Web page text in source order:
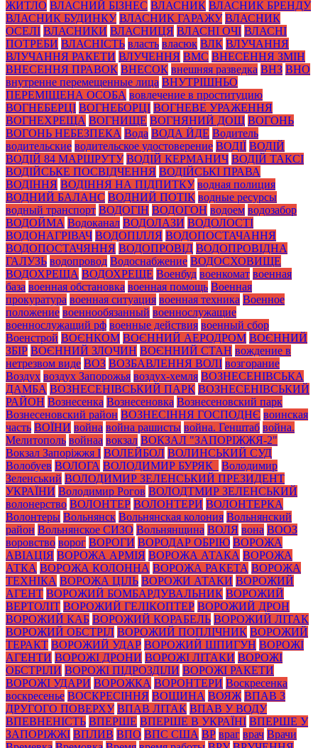
ЖИТЛО ВЛАСНИЙ БІЗНЕС ВЛАСНИК ВЛАСНИК БРЕНДУ
ВЛАСНИК БУДИНКУ ВЛАСНИК ГАРАЖУ ВЛАСНИК
ОСЕЛІ ВЛАСНИКИ ВЛАСНИЦЯ ВЛАСНІ ОЧІ ВЛАСНІ
ПОТРЕБИ ВЛАСНІСТЬ власть власюк ВЛК ВЛУЧАННЯ
ВЛУЧАННЯ РАКЕТИ ВЛУЧЕННЯ ВМС ВНЕСЕННЯ ЗМІН
ВНЕСЕННЯ ПРАВОК ВНЕСОК внешняя разведка ВНЗ ВНО
внутренне перемещенные лица ВНУТРІШНЬО
ПЕРЕМІЩЕНА ОСОБА вовлечение в проституцию
ВОГНЕБЕРЦІ ВОГНЕБОРЦІ ВОГНЕВЕ УРАЖЕННЯ
ВОГНЕХРЕЩА ВОГНИЩЕ ВОГНЯНИЙ ДОЩ ВОГОНЬ
ВОГОНЬ НЕБЕЗПЕКА Вода ВОДА ЙДЕ Водитель
водительские водительское удостоверение ВОДІЇ ВОДІЙ
ВОДІЙ 84 МАРШРУТУ ВОДІЙ КЕРМАНИЧ ВОДІЙ ТАКСІ
ВОДІЙСЬКЕ ПОСВІДЧЕННЯ ВОДІЙСЬКІ ПРАВА
ВОДІННЯ ВОДІННЯ НА ПІДПИТКУ водная полиция
ВОДНИЙ БАЛАНС ВОДНИЙ ПОТІК водные ресурсы
водный транспорт ВОДОГІН ВОДОГОН водоем водозабор
ВОДОЙМА Водоканал ВОДОЛАЗИ ВОДОЛОСТІ
ВОДОНАГРІВАЧ ВОДОПІЛЛЯ ВОДОПОСТАЧАННЯ
ВОДОПОСТАЧЯННЯ ВОДОПРОВІД ВОДОПРОВІДНА
ГАЛУЗЬ водопровод Водоснабжение ВОДОСХОВИЩЕ
ВОДОХРЕЩА ВОДОХРЕЩЕ Военбуд военкомат военная
база военная обстановка военная помощь Военная
прокуратура военная ситуация военная техника Военное
положение военнообязанный военнослужащие
военнослужащий рф военные действия военный сбор
Военстрой ВОЄНКОМ ВОЄННИЙ АЕРОДРОМ ВОЄННИЙ
ЗБІР ВОЄННИЙ ЗЛОЧИН ВОЄННИЙ СТАН вождение в
нетрезвом виде ВОЗ ВОЗБАВЛЕННЯ ВОЛІ возгорание
Воздух воздух Запорожья воздух-хемля ВОЗНЕСЕНІВСЬКА
ДАМБА ВОЗНЕСЕНІВСЬКИЙ ПАРК ВОЗНЕСЕНІВСЬКИЙ
РАЙОН Вознесенка Вознесеновка Вознесеновский парк
Вознесеновский район ВОЗНЕСІННЯ ГОСПОДНЄ воинская
часть ВОЇНИ война война рашисты война. Генштаб война.
Мелитополь войнаа вокзал ВОКЗАЛ "ЗАПОРІЖЖЯ-2"
Вокзал Запоріжжя І ВОЛЕЙБОЛ ВОЛИНСЬКИЙ СУД
Волобуев ВОЛОГА ВОЛОДИМИР БУРЯК_
Володимир
Зеленський ВОЛОДИМИР ЗЕЛЕНСЬКИЙ ПРЕЗИДЕНТ
УКРАЇНИ Володимир Рогов ВОЛОДТМИР ЗЕЛЕНСЬКИЙ
волонерство ВОЛОНТЕР ВОЛОНТЕРИ ВОЛОНТЕРКА
Волонтеры Вольнянск Вольнянская колония Вольнянский
район Вольнянское СИЗО Вольнянщина ВОЛЯ вона ВООЗ
воровство ворог ВОРОГИ ВОРОДАР ОБРІЮ ВОРОЖА
АВІАЦІЯ ВОРОЖА АРМІЯ ВОРОЖА АТАКА ВОРОЖА
АТКА ВОРОЖА КОЛОННА ВОРОЖА РАКЕТА ВОРОЖА
ТЕХНІКА ВОРОЖА ЦІЛЬ ВОРОЖИ АТАКИ ВОРОЖИЙ
АГЕНТ ВОРОЖИЙ БОМБАРДУВАЛЬНИК ВОРОЖИЙ
ВЕРТОЛІТ ВОРОЖИЙ ГЕЛІКОПТЕР ВОРОЖИЙ ДРОН
ВОРОЖИЙ КАБ ВОРОЖИЙ КОРАБЕЛЬ ВОРОЖИЙ ЛІТАК
ВОРОЖИЙ ОБСТРІЛ ВОРОЖИЙ ПОПЛІЧНИК ВОРОЖИЙ
ТЕРАКТ ВОРОЖИЙ УДАР ВОРОЖИЙ ШПИГУН ВОРОЖІ
АГЕНТИ ВОРОЖІ ДРОНИ ВОРОЖІ ЛІТАКИ ВОРОЖІ
ОБСТРІЛИ ВОРОЖІ ПІДРОЗДІЛИ ВОРОЖІ РАКЕТИ
ВОРОЖІ УДАРИ ВОРОЖКА ВОРОНТЕРИ Воскресенка
воскресенье ВОСКРЕСІННЯ ВОЩИНА ВОЯЖ ВПАВ З
ДРУГОГО ПОВЕРХУ ВПАВ ЛІТАК ВПАВ У ВОДУ
ВПЕВНЕНІСТЬ ВПЕРШЕ ВПЕРШЕ В УКРАЇНІ ВПЕРШЕ У
ЗАПОРІЖЖІ ВПЛИВ ВПО ВПС США ВР враг врач Врачи